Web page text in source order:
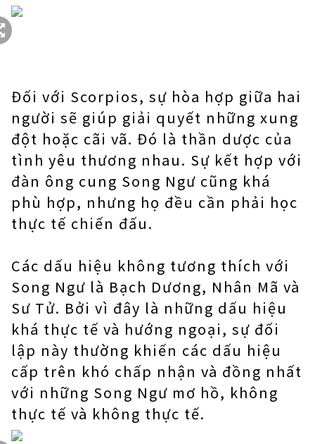
Đối với Scorpios, sự hòa hợp giữa hai
người sẽ giúp giải quyết những xung
đột hoặc cãi vã. Đó là thần dược của
tình yêu thương nhau. Sự kết hợp với
đàn ông cung Song Ngư cũng khá
phù hợp, nhưng họ đều cần phải học
thực tế chiến đấu.
Các dấu hiệu không tương thích với
Song Ngư là Bạch Dương, Nhân Mã và
Sư Tử. Bởi vì đây là những dấu hiệu
khá thực tế và hướng ngoại, sự đối
lập này thường khiến các dấu hiệu
cấp trên khó chấp nhận và đồng nhất
với những Song Ngư mơ hồ, không
thực tế và không thực tế.